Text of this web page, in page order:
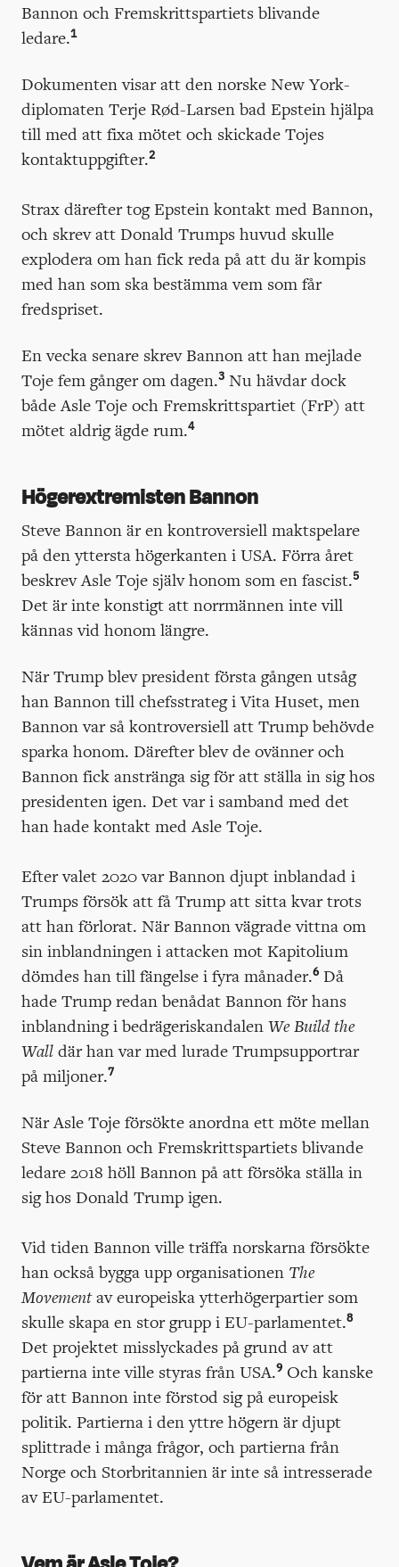
Bannon och Fremskrittspartiets blivande
ledare.1
Dokumenten visar att den norske New York-
diplomaten Terje Rød-Larsen bad Epstein hjälpa
till med att fixa mötet och skickade Tojes
kontaktuppgifter.2
Strax därefter tog Epstein kontakt med Bannon,
och skrev att Donald Trumps huvud skulle
explodera om han fick reda på att du är kompis
med han som ska bestämma vem som får
fredspriset.
En vecka senare skrev Bannon att han mejlade
Toje fem gånger om dagen.3 Nu hävdar dock
både Asle Toje och Fremskrittspartiet (FrP) att
mötet aldrig ägde rum.4
Högerextremisten Bannon
Steve Bannon är en kontroversiell maktspelare
på den yttersta högerkanten i USA. Förra året
beskrev Asle Toje själv honom som en fascist.5
Det är inte konstigt att norrmännen inte vill
kännas vid honom längre.
När Trump blev president första gången utsåg
han Bannon till chefsstrateg i Vita Huset, men
Bannon var så kontroversiell att Trump behövde
sparka honom. Därefter blev de ovänner och
Bannon fick anstränga sig för att ställa in sig hos
presidenten igen. Det var i samband med det
han hade kontakt med Asle Toje.
Efter valet 2020 var Bannon djupt inblandad i
Trumps försök att få Trump att sitta kvar trots
att han förlorat. När Bannon vägrade vittna om
sin inblandningen i attacken mot Kapitolium
dömdes han till fängelse i fyra månader.6 Då
hade Trump redan benådat Bannon för hans
inblandning i bedrägeriskandalen We Build the
Wall där han var med lurade Trumpsupportrar
på miljoner.7
När Asle Toje försökte anordna ett möte mellan
Steve Bannon och Fremskrittspartiets blivande
ledare 2018 höll Bannon på att försöka ställa in
sig hos Donald Trump igen.
Vid tiden Bannon ville träffa norskarna försökte
han också bygga upp organisationen The
Movementav europeiska ytterhögerpartier som
skulle skapa en stor grupp i EU-parlamentet.8
Det projektet misslyckades på grund av att
partierna inte ville styras från USA.9 Och kanske
för att Bannon inte förstod sig på europeisk
politik. Partierna i den yttre högern är djupt
splittrade i många frågor, och partierna från
Norge och Storbritannien är inte så intresserade
av EU-parlamentet.